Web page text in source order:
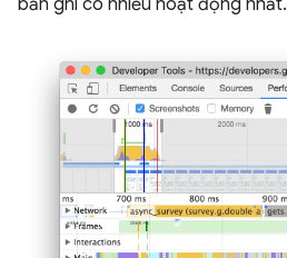
bản ghi có nhiều hoạt động nhất.